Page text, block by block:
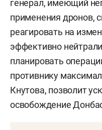
генерал, имеющий
применения дронов,
реагировать на
эффективно
планировать
противнику
Кнутова, позволит
освобождение